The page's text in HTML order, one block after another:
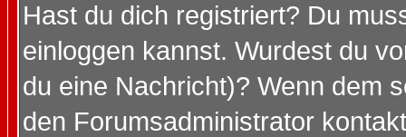
Hast du dich registriert? Du
einloggen kannst. Wurdest du
du eine Nachricht)? Wenn dem
den Forumsadministrator